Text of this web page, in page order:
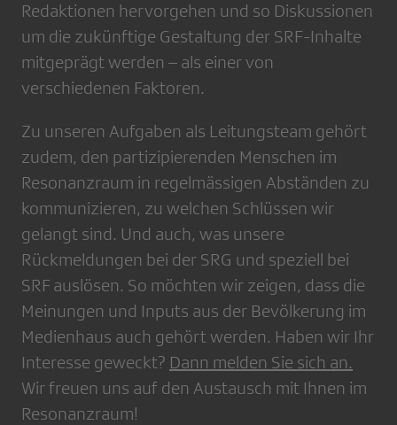
Redaktionen hervorgehen und so Diskussionen
um die zukünftige Gestaltung der SRF-Inhalte
mitgeprägt werden – als einer von
verschiedenen Faktoren.
Zu unseren Aufgaben als Leitungsteam gehört
zudem, den partizipierenden Menschen im
Resonanzraum in regelmässigen Abständen zu
kommunizieren, zu welchen Schlüssen wir
gelangt sind. Und auch, was unsere
Rückmeldungen bei der SRG und speziell bei
SRF auslösen. So möchten wir zeigen, dass die
Meinungen und Inputs aus der Bevölkerung im
Medienhaus auch gehört werden. Haben wir Ihr
Interesse geweckt? Dann melden Sie sich an.
Wir freuen uns auf den Austausch mit Ihnen im
Resonanzraum!